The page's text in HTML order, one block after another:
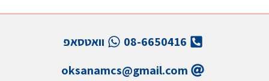
08-6650416
וואטסאפ
oksanamcs@gmail.com